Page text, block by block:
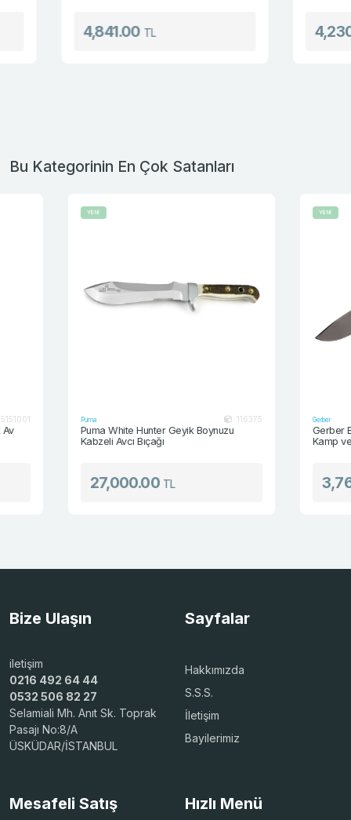
4,841.00TL 4,230.00
Bu Kategorinin En Çok Satanları
116375
Puma White Hunter Geyik Boynuzu
Kabzeli Avcı Bıçağı
27,000.00TL
Gerber Bear
Kamp ve Av
3,760.00
Bize Ulaşın
iletişim
0216 492 64 44
0532 506 82 27
Selamiali Mh. Anıt Sk. Toprak
Pasajı No:8/A
ÜSKÜDAR/İSTANBUL
Sayfalar
Hakkımızda
S.S.S.
İletişim
Bayilerimiz
Mesafeli Satış
Hızlı Menü